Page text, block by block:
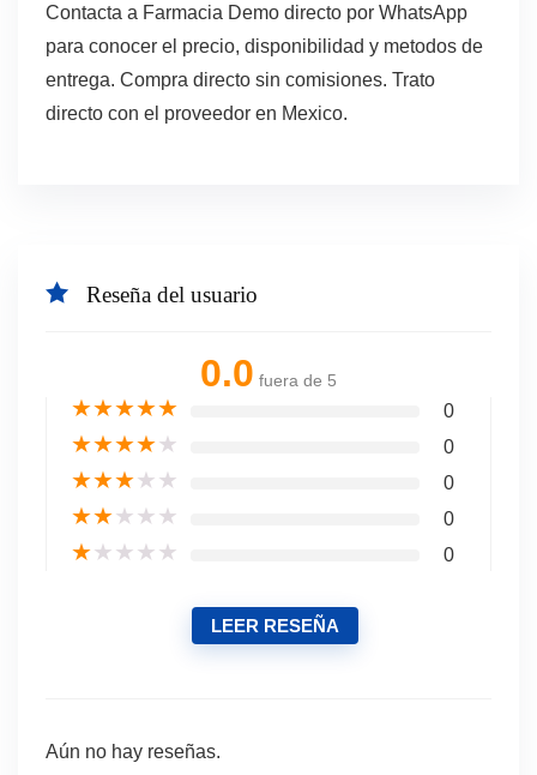
Contacta a Farmacia Demo directo por WhatsApp
para conocer el precio, disponibilidad y metodos de
entrega. Compra directo sin comisiones. Trato
directo con el proveedor en Mexico.
Reseña del usuario
0.0 fuera de 5
★★★★★ 0
★★★★★ 0
★★★★★ 0
★★★★★ 0
★★★★★ 0
LEER RESEÑA
Aún no hay reseñas.